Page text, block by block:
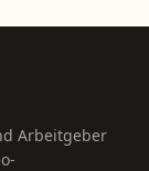
Arbeitgeber